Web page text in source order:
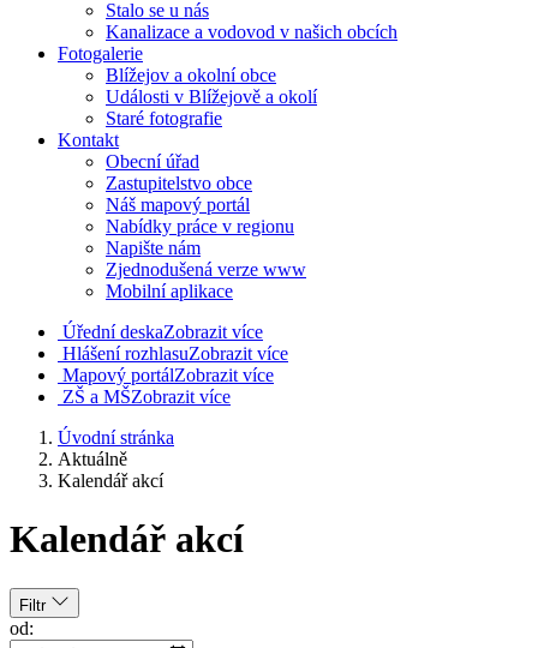
Stalo se u nás
Kanalizace a vodovod v našich obcích
Fotogalerie
Blížejov a okolní obce
Události v Blížejově a okolí
Staré fotografie
Kontakt
Obecní úřad
Zastupitelstvo obce
Náš mapový portál
Nabídky práce v regionu
Napište nám
Zjednodušená verze www
Mobilní aplikace
Úřední deskaZobrazit více
Hlášení rozhlasuZobrazit více
Mapový portálZobrazit více
ZŠ a MŠZobrazit více
Úvodní stránka
Aktuálně
Kalendář akcí
Kalendář akcí
Filtr
od: